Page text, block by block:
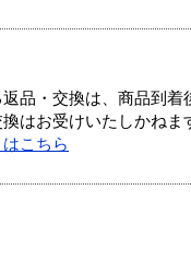
品・交換は、商品到
はお受けいたしかねま
こちら